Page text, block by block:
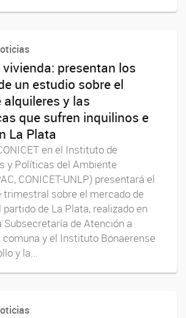
presentan los
un estudio sobre el
alquileres y las
que sufren inquilinos e
La Plata
en el Instituto de
y Políticas del Ambiente
CONICET-UNLP) presentará el
sobre el mercado de
de La Plata, realizado en
Subsecretaría de Atención a
comuna y el Instituto Bonaerense
y la...